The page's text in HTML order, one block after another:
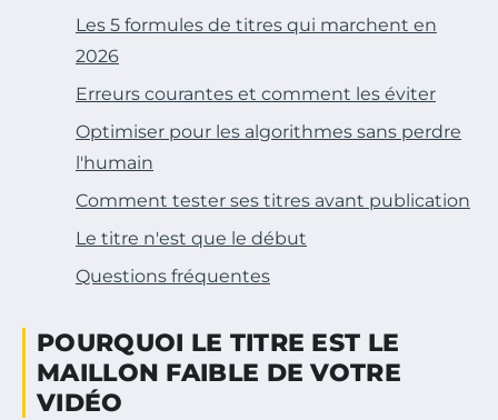
Les 5 formules de titres qui marchent en
2026
Erreurs courantes et comment les éviter
Optimiser pour les algorithmes sans perdre
l'humain
Comment tester ses titres avant publication
Le titre n'est que le début
Questions fréquentes
POURQUOI LE TITRE EST LE
MAILLON FAIBLE DE VOTRE
VIDÉO